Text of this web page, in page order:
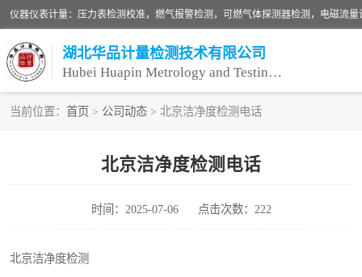
湖北华品计量检测技术有限公司
Hubei Huapin Metrology and Testing Technology Co. , Ltd.
当前位置： 首页 > 公司动态 > 北京洁净度检测电话
北京洁净度检测电话
时间：2025-07-06 点击次数：222
北京洁净度检测
压力表校准